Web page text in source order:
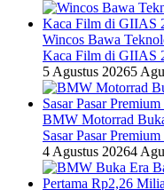
Wincos Bawa
Kaca Film di GIIAS
5 Agustus 20265
BMW Motorrad
Sasar Pasar
4 Agustus 20264